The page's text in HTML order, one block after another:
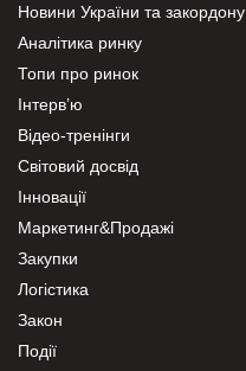
Новини України та закордону
Аналітика ринку
Топи про ринок
Інтерв’ю
Відео-тренінги
Світовий досвід
Інновації
Маркетинг&Продажі
Закупки
Логістика
Закон
Події